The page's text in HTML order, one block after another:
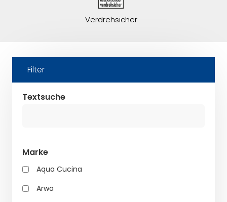
Verdrehsicher
Filter
Textsuche
Marke
Aqua Cucina
Arwa